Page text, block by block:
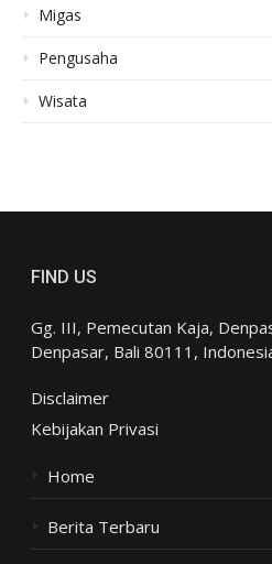
Migas
Pengusaha
Wisata
FIND US
Gg. III, Pemecutan Kaja,
Denpasar, Bali 80111,
Disclaimer
Kebijakan Privasi
Home
Berita Terbaru